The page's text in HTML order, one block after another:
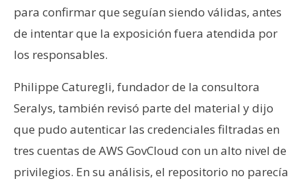
para confirmar que seguían siendo válidas, antes
de intentar que la exposición fuera atendida por
los responsables.
Philippe Caturegli, fundador de la consultora
Seralys, también revisó parte del material y dijo
que pudo autenticar las credenciales filtradas en
tres cuentas de AWS GovCloud con un alto nivel de
privilegios. En su análisis, el repositorio no parecía